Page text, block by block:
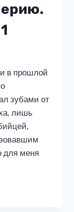
в прошлой
зубами от
лишь
для меня